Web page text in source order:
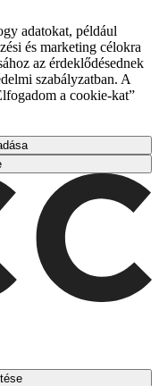
adatokat, például
és marketing célokra
az érdeklődésednek
szabályzatban. A
a cookie-kat”